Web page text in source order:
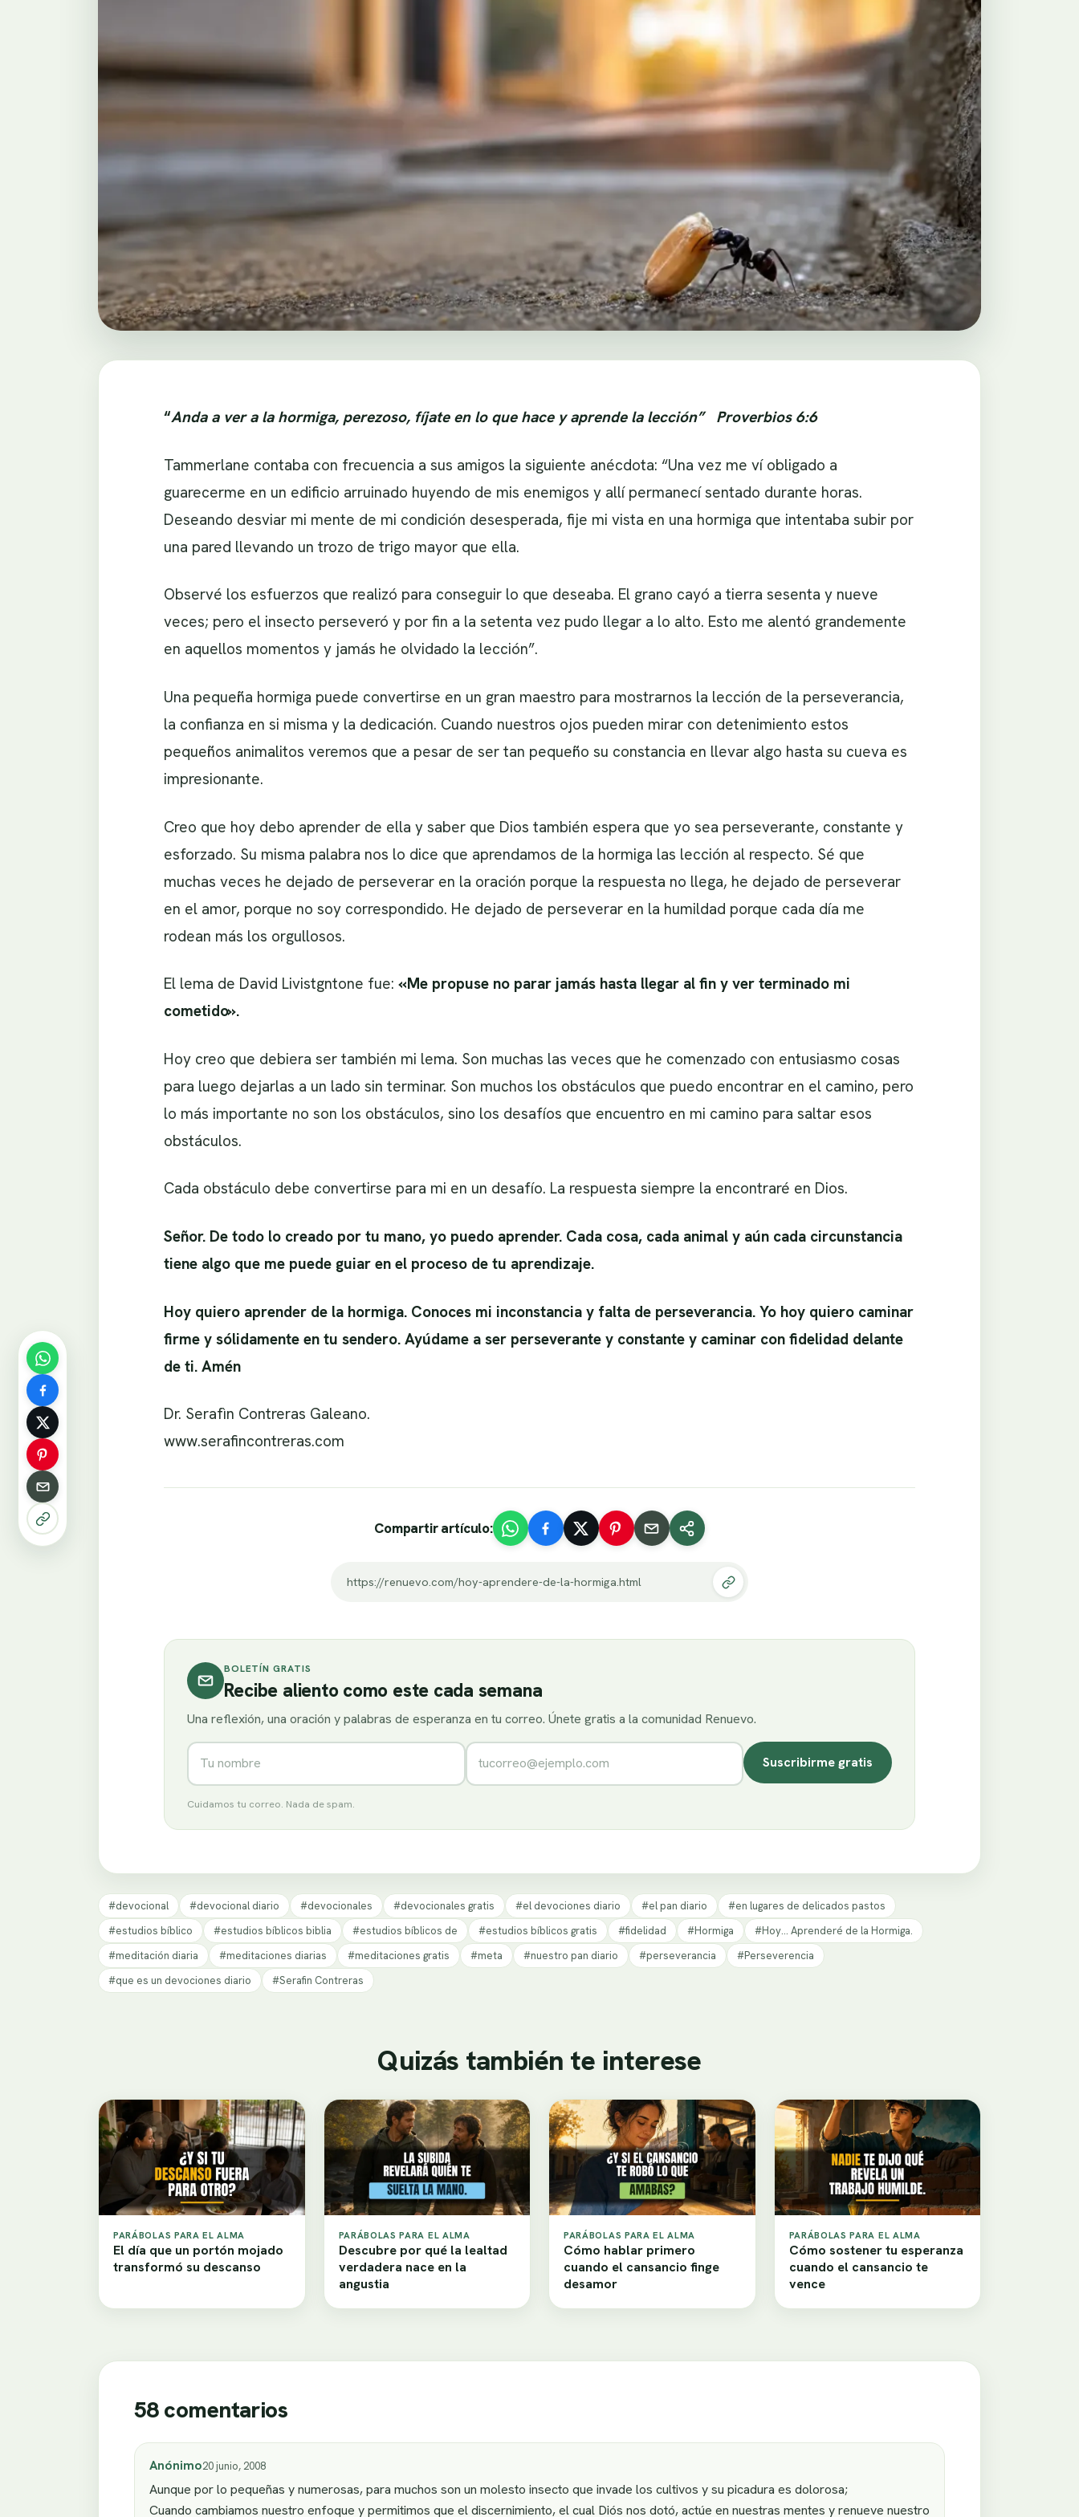
“Anda a ver a la hormiga, perezoso, fíjate en lo que hace y aprende la lección” Proverbios 6:6
Tammerlane contaba con frecuencia a sus amigos la siguiente anécdota: “Una vez me ví obligado a
guarecerme en un edificio arruinado huyendo de mis enemigos y allí permanecí sentado durante horas.
Deseando desviar mi mente de mi condición desesperada, fije mi vista en una hormiga que intentaba subir por
una pared llevando un trozo de trigo mayor que ella.
Observé los esfuerzos que realizó para conseguir lo que deseaba. El grano cayó a tierra sesenta y nueve
veces; pero el insecto perseveró y por fin a la setenta vez pudo llegar a lo alto. Esto me alentó grandemente
en aquellos momentos y jamás he olvidado la lección”.
Una pequeña hormiga puede convertirse en un gran maestro para mostrarnos la lección de la perseverancia,
la confianza en si misma y la dedicación. Cuando nuestros ojos pueden mirar con detenimiento estos
pequeños animalitos veremos que a pesar de ser tan pequeño su constancia en llevar algo hasta su cueva es
impresionante.
Creo que hoy debo aprender de ella y saber que Dios también espera que yo sea perseverante, constante y
esforzado. Su misma palabra nos lo dice que aprendamos de la hormiga las lección al respecto. Sé que
muchas veces he dejado de perseverar en la oración porque la respuesta no llega, he dejado de perseverar
en el amor, porque no soy correspondido. He dejado de perseverar en la humildad porque cada día me
rodean más los orgullosos.
El lema de David Livistgntone fue: «Me propuse no parar jamás hasta llegar al fin y ver terminado mi
cometido».
Hoy creo que debiera ser también mi lema. Son muchas las veces que he comenzado con entusiasmo cosas
para luego dejarlas a un lado sin terminar. Son muchos los obstáculos que puedo encontrar en el camino, pero
lo más importante no son los obstáculos, sino los desafíos que encuentro en mi camino para saltar esos
obstáculos.
Cada obstáculo debe convertirse para mi en un desafío. La respuesta siempre la encontraré en Dios.
Señor. De todo lo creado por tu mano, yo puedo aprender. Cada cosa, cada animal y aún cada circunstancia
tiene algo que me puede guiar en el proceso de tu aprendizaje.
Hoy quiero aprender de la hormiga. Conoces mi inconstancia y falta de perseverancia. Yo hoy quiero caminar
firme y sólidamente en tu sendero. Ayúdame a ser perseverante y constante y caminar con fidelidad delante
de ti. Amén
Dr. Serafìn Contreras Galeano.
www.serafincontreras.com
Compartir artículo:
https://renuevo.com/hoy-aprendere-de-la-hormiga.html
BOLETÍN GRATIS
Recibe aliento como este cada semana
Una reflexión, una oración y palabras de esperanza en tu correo. Únete gratis a la comunidad Renuevo.
Nombre Correo electrónico
Suscribirme gratis
Cuidamos tu correo. Nada de spam.
#devocional #devocional diario #devocionales #devocionales gratis #el devociones diario #el pan diario
#en lugares de delicados pastos
#estudios bíblico
#estudios bíblicos biblia #estudios bíblicos de #estudios bíblicos gratis #fidelidad #Hormiga
#Hoy... Aprenderé de la Hormiga.
#meditación diaria
#meditaciones diarias #meditaciones gratis #meta #nuestro pan diario #perseverancia
#Perseverencia
#que es un devociones diario
#Serafin Contreras
Quizás también te interese
PARÁBOLAS PARA EL ALMA
El día que un portón mojado
transformó su descanso
PARÁBOLAS PARA EL ALMA
Descubre por qué la lealtad
verdadera nace en la
angustia
PARÁBOLAS PARA EL ALMA
Cómo hablar primero
cuando el cansancio finge
desamor
PARÁBOLAS PARA EL ALMA
Cómo sostener tu esperanza
cuando el cansancio te
vence
58 comentarios
Anónimo20 junio, 2008
Aunque por lo pequeñas y numerosas, para muchos son un molesto insecto que invade los cultivos y su picadura es dolorosa;
Cuando cambiamos nuestro enfoque y permitimos que el discernimiento, el cual Diós nos dotó, actúe en nuestras mentes y renueve nuestro